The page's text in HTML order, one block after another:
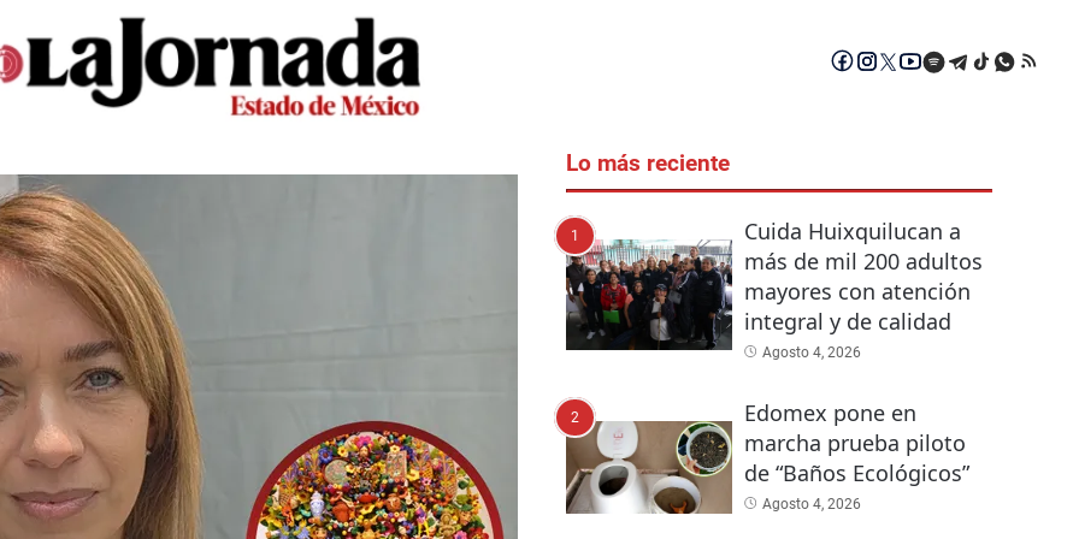
Lo más reciente
1
Cuida Huixquilucan a
más de mil 200 adultos
mayores con atención
integral y de calidad
Agosto 4, 2026
2
Edomex pone en
marcha prueba piloto
de “Baños Ecológicos”
Agosto 4, 2026